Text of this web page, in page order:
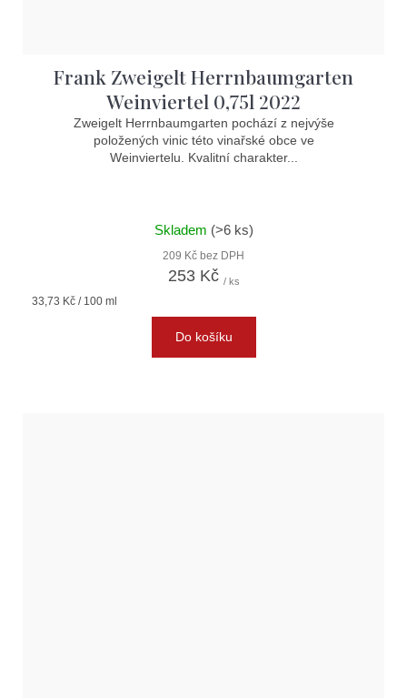
Frank Zweigelt Herrnbaumgarten
Weinviertel 0,75l 2022
Zweigelt Herrnbaumgarten pochází z nejvýše
položených vinic této vinařské obce ve
Weinviertelu. Kvalitní charakter...
Skladem (>6 ks)
209 Kč bez DPH
253 Kč / ks
Měrná
33,73 Kč / 100 ml
Do košíku